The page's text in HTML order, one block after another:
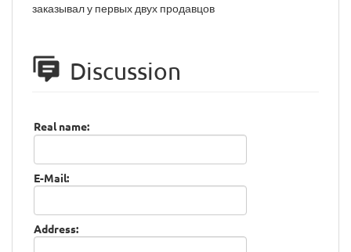
заказывал у первых двух продавцов
Discussion
Real name:
E-Mail:
Address: